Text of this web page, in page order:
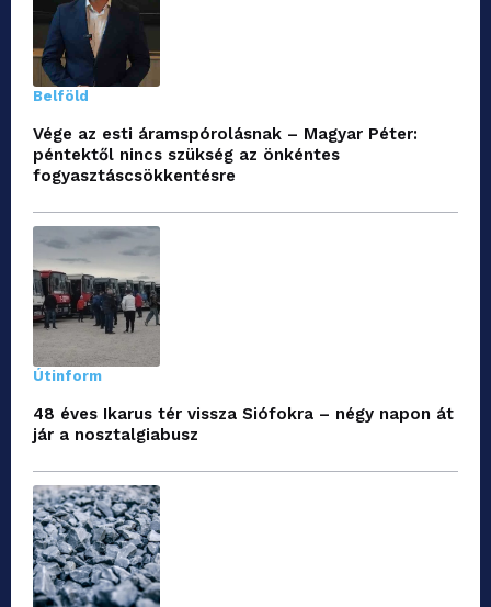
Belföld
Vége az esti áramspórolásnak – Magyar Péter:
péntektől nincs szükség az önkéntes
fogyasztáscsökkentésre
Útinform
48 éves Ikarus tér vissza Siófokra – négy napon át
jár a nosztalgiabusz